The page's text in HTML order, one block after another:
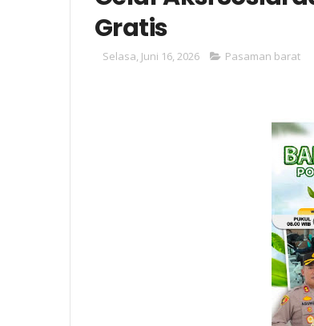
Gratis
Selasa, Juni 16, 2026 Pasaman barat